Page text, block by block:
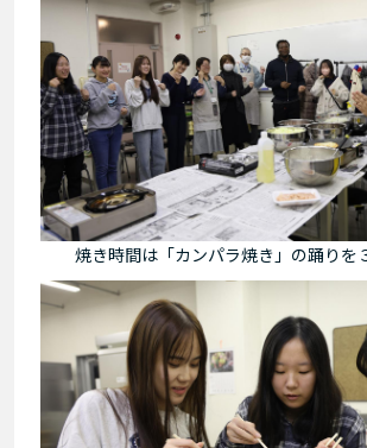
焼き時間は「カンパラ焼き」の踊りを